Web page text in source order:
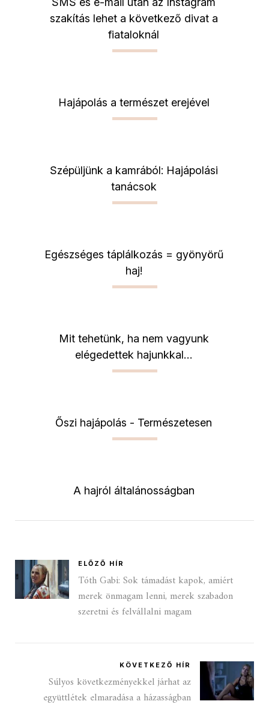
szakítás lehet a következő divat a
fiataloknál
Hajápolás a természet erejével
Szépüljünk a kamrából: Hajápolási
tanácsok
Egészséges táplálkozás = gyönyörű
haj!
Mit tehetünk, ha nem vagyunk
elégedettek hajunkkal…
Őszi hajápolás - Természetesen
A hajról általánosságban
ELŐZŐ HÍR
Tóth Gabi: Sok támadást kapok, amiért
merek önmagam lenni, merek szabadon
szeretni és felvállalni magam
KÖVETKEZŐ HÍR
Súlyos következményekkel járhat az
együttlétek elmaradása a házasságban